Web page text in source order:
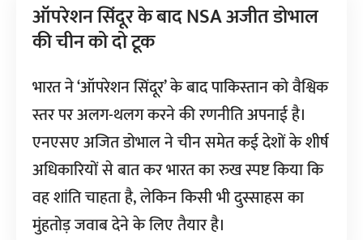
ऑपरेशन सिंदूर के बाद NSA अजीत डोभाल
की चीन को दो टूक
भारत ने ‘ऑपरेशन सिंदूर’ के बाद पाकिस्तान को वैश्विक
स्तर पर अलग-थलग करने की रणनीति अपनाई है।
एनएसए अजित डोभाल ने चीन समेत कई देशों के शीर्ष
अधिकारियों से बात कर भारत का रुख स्पष्ट किया कि
वह शांति चाहता है, लेकिन किसी भी दुस्साहस का
मुंहतोड़ जवाब देने के लिए तैयार है।